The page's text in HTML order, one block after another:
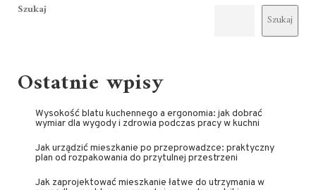
Szukaj
Szukaj
Ostatnie wpisy
Wysokość blatu kuchennego a ergonomia: jak dobrać
wymiar dla wygody i zdrowia podczas pracy w kuchni
Jak urządzić mieszkanie po przeprowadzce: praktyczny
plan od rozpakowania do przytulnej przestrzeni
Jak zaprojektować mieszkanie łatwe do utrzymania w